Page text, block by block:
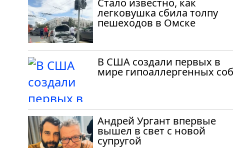
Стало известно, как
легковушка сбила толпу
пешеходов в Омске
В США создали первых в
мире гипоаллергенных
Андрей Ургант впервые
вышел в свет с новой
супругой